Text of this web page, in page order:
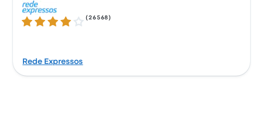
4.2 su 5 stelle (26568 )
Rede Expressos